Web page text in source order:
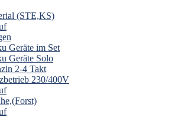
(STE,KS)
Geräte im Set
Geräte Solo
2-4 Takt
230/400V